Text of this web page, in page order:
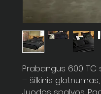
Prabangus 600 TC
– šilkinis